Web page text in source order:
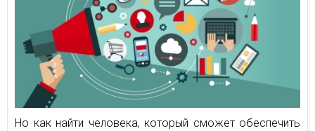
Но как найти человека, который сможет обеспечить